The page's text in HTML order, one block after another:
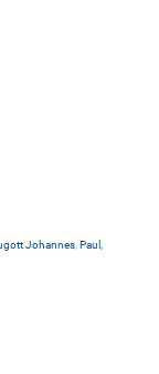
Johannes Paul,